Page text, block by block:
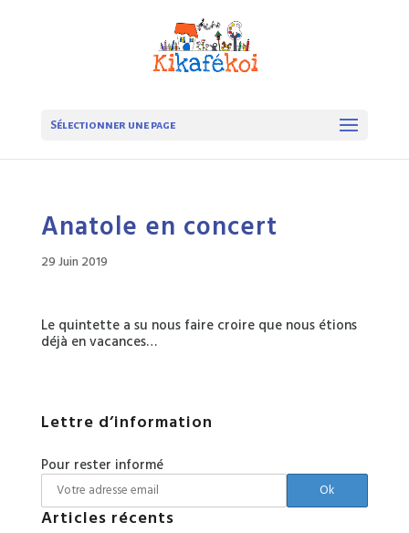
Sélectionner une page
Anatole en concert
29 Juin 2019
Le quintette a su nous faire croire que nous étions
déjà en vacances…
Lettre d’information
Pour rester informé
Articles récents